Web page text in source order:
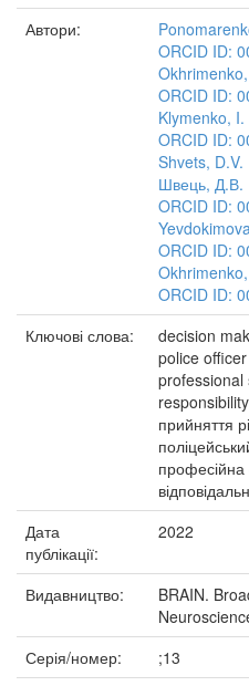
Автори:
ORCID ID:
ORCID ID:
Klymenko, I.
ORCID ID:
Shvets, D.V.
Швець, Д.В.
ORCID ID:
ORCID ID:
ORCID ID:
Ключові слова:
decision
police officer
professional
responsibility
прийняття
професійна
Дата
публікації:
2022
Видавництво:
BRAIN.
Серія/номер:
;13